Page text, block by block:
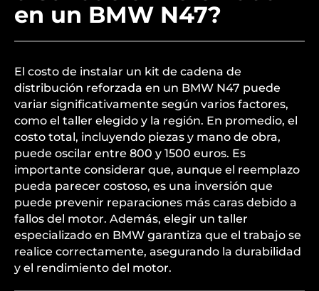
en un BMW N47?
El costo de instalar un kit de cadena de
distribución reforzada en un BMW N47 puede
variar significativamente según varios factores,
como el taller elegido y la región. En promedio, el
costo total, incluyendo piezas y mano de obra,
puede oscilar entre 800 y 1500 euros. Es
importante considerar que, aunque el reemplazo
pueda parecer costoso, es una inversión que
puede prevenir reparaciones más caras debido a
fallos del motor. Además, elegir un taller
especializado en BMW garantiza que el trabajo se
realice correctamente, asegurando la durabilidad
y el rendimiento del motor.